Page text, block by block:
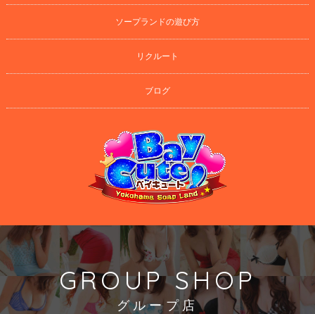
ソープランドの遊び方
リクルート
ブログ
GROUP SHOP
グループ店